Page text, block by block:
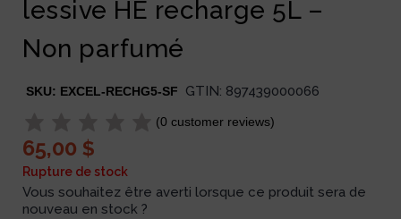
lessive HE recharge 5L –
Non parfumé
SKU: EXCEL-RECHG5-SF GTIN: 897439000066
(0 customer reviews)
65,00 $
Rupture de stock
Vous souhaitez être averti lorsque ce produit sera de
nouveau en stock ?